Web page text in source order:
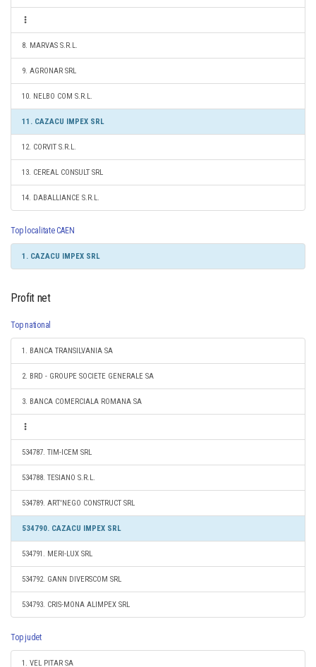
8. MARVAS S.R.L.
9. AGRONAR SRL
10. NELBO COM S.R.L.
11. CAZACU IMPEX SRL
12. CORVIT S.R.L.
13. CEREAL CONSULT SRL
14. DABALLIANCE S.R.L.
Top localitate CAEN
1. CAZACU IMPEX SRL
Profit net
Top national
1. BANCA TRANSILVANIA SA
2. BRD - GROUPE SOCIETE GENERALE SA
3. BANCA COMERCIALA ROMANA SA
534787. TIM-ICEM SRL
534788. TESIANO S.R.L.
534789. ART'NEGO CONSTRUCT SRL
534790. CAZACU IMPEX SRL
534791. MERI-LUX SRL
534792. GANN DIVERSCOM SRL
534793. CRIS-MONA ALIMPEX SRL
Top judet
1. VEL PITAR SA